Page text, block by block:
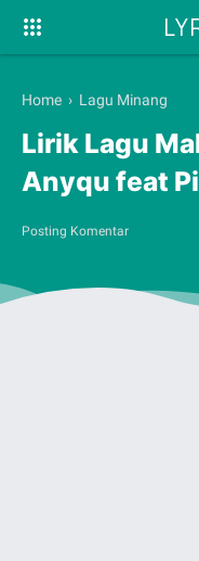
Home › Lagu Minang
Lirik Lagu
Anyqu feat
Posting Komentar